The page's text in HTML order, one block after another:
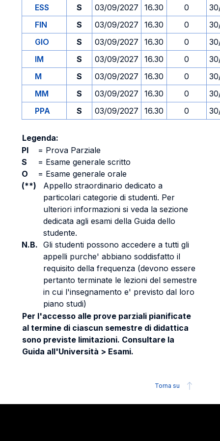
ESS S 03/09/2027 16.30 0
FIN
S 03/09/2027 16.30 0
GIO
S 03/09/2027 16.30 0
IM
S 03/09/2027 16.30 0
M
S 03/09/2027 16.30 0
MM
S 03/09/2027 16.30 0
PPA
S 03/09/2027 16.30 0
Legenda:
PI
= Prova Parziale
S
= Esame generale scritto
O
= Esame generale orale
(**)
Appello straordinario dedicato a
particolari categorie di studenti. Per
ulteriori informazioni si veda la sezione
dedicata agli esami della Guida dello
studente.
N.B. Gli studenti possono accedere a tutti gli
appelli purche' abbiano soddisfatto il
requisito della frequenza (devono essere
pertanto terminate le lezioni del semestre
in cui l'insegnamento e' previsto dal loro
piano studi)
Per l'accesso alle prove parziali pianificate
al termine di ciascun semestre di didattica
sono previste limitazioni. Consultare la
Guida all'Università > Esami.
Torna su